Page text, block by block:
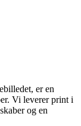
er en
Vi leverer print i
og en